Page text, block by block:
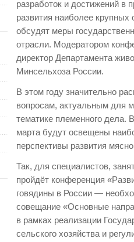
разработок и достижений в
развития наиболее крупных
обсудят меры
отрасли. Модератором
директор Департамента
Минсельхоза России.
В этом году значительно
вопросам, актуальным для
тематике племенного дела.
марта будут освещены
перспективы развития
Так, для специалистов,
пройдёт конференция
говядины в России —
совещание «Основные
в рамках реализации
сельского хозяйства и